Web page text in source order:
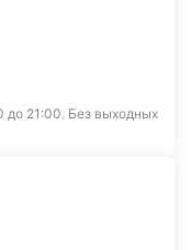
до 21:00. Без выходных